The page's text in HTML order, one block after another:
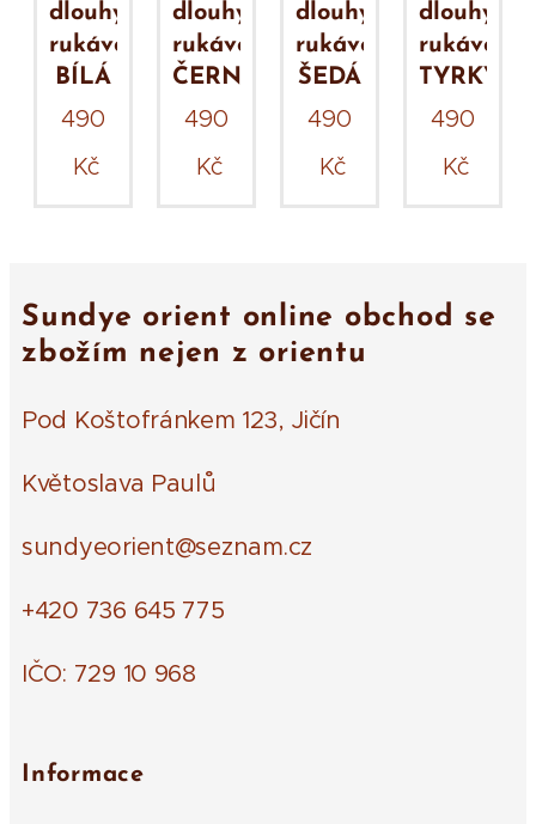
dlouhým
rukávem
BÍLÁ
490
Kč
dlouhým
rukávem
ČERNÁ
490
Kč
dlouhým
rukávem
ŠEDÁ
490
Kč
dlouhým
rukávem
TYRKYS
490
Kč
Sundye orient online obchod se
zbožím nejen z orientu
Pod Koštofránkem 123, Jičín
Květoslava Paulů
sundyeorient@seznam.cz
+420 736 645 775
IČO: 729 10 968
Informace